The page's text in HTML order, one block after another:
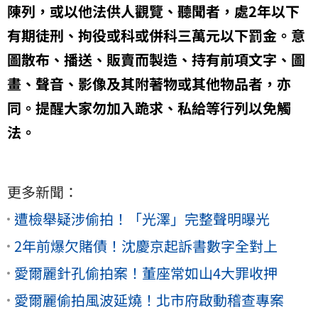
陳列，或以他法供人觀覽、聽聞者，處2年以下
有期徒刑、拘役或科或併科三萬元以下罰金。意
圖散布、播送、販賣而製造、持有前項文字、圖
畫、聲音、影像及其附著物或其他物品者，亦
同。提醒大家勿加入跪求、私給等行列以免觸
法。
更多新聞：
遭檢舉疑涉偷拍！「光澤」完整聲明曝光
2年前爆欠賭債！沈慶京起訴書數字全對上
愛爾麗針孔偷拍案！董座常如山4大罪收押
愛爾麗偷拍風波延燒！北市府啟動稽查專案